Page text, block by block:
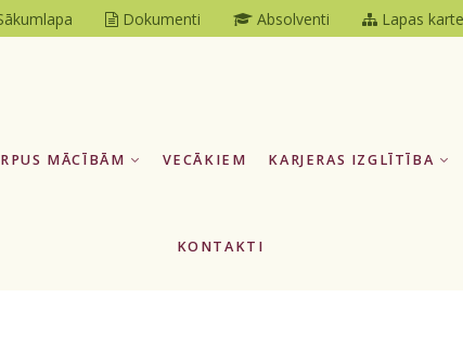
Dokumenti Absolventi Lapas karte
MĀCĪBĀM VECĀKIEM KARJERAS IZGLĪTĪBA
KONTAKTI